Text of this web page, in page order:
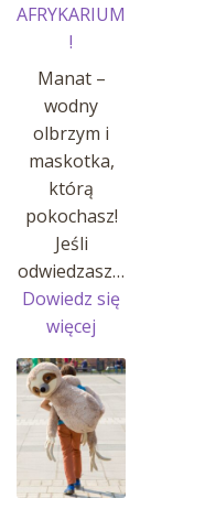
AFRYKARIUM
!
Manat –
wodny
olbrzym i
maskotka,
którą
pokochasz!
Jeśli
odwiedzasz…
Dowiedz się
więcej
MANATY
W
AFRYKARIUM
!